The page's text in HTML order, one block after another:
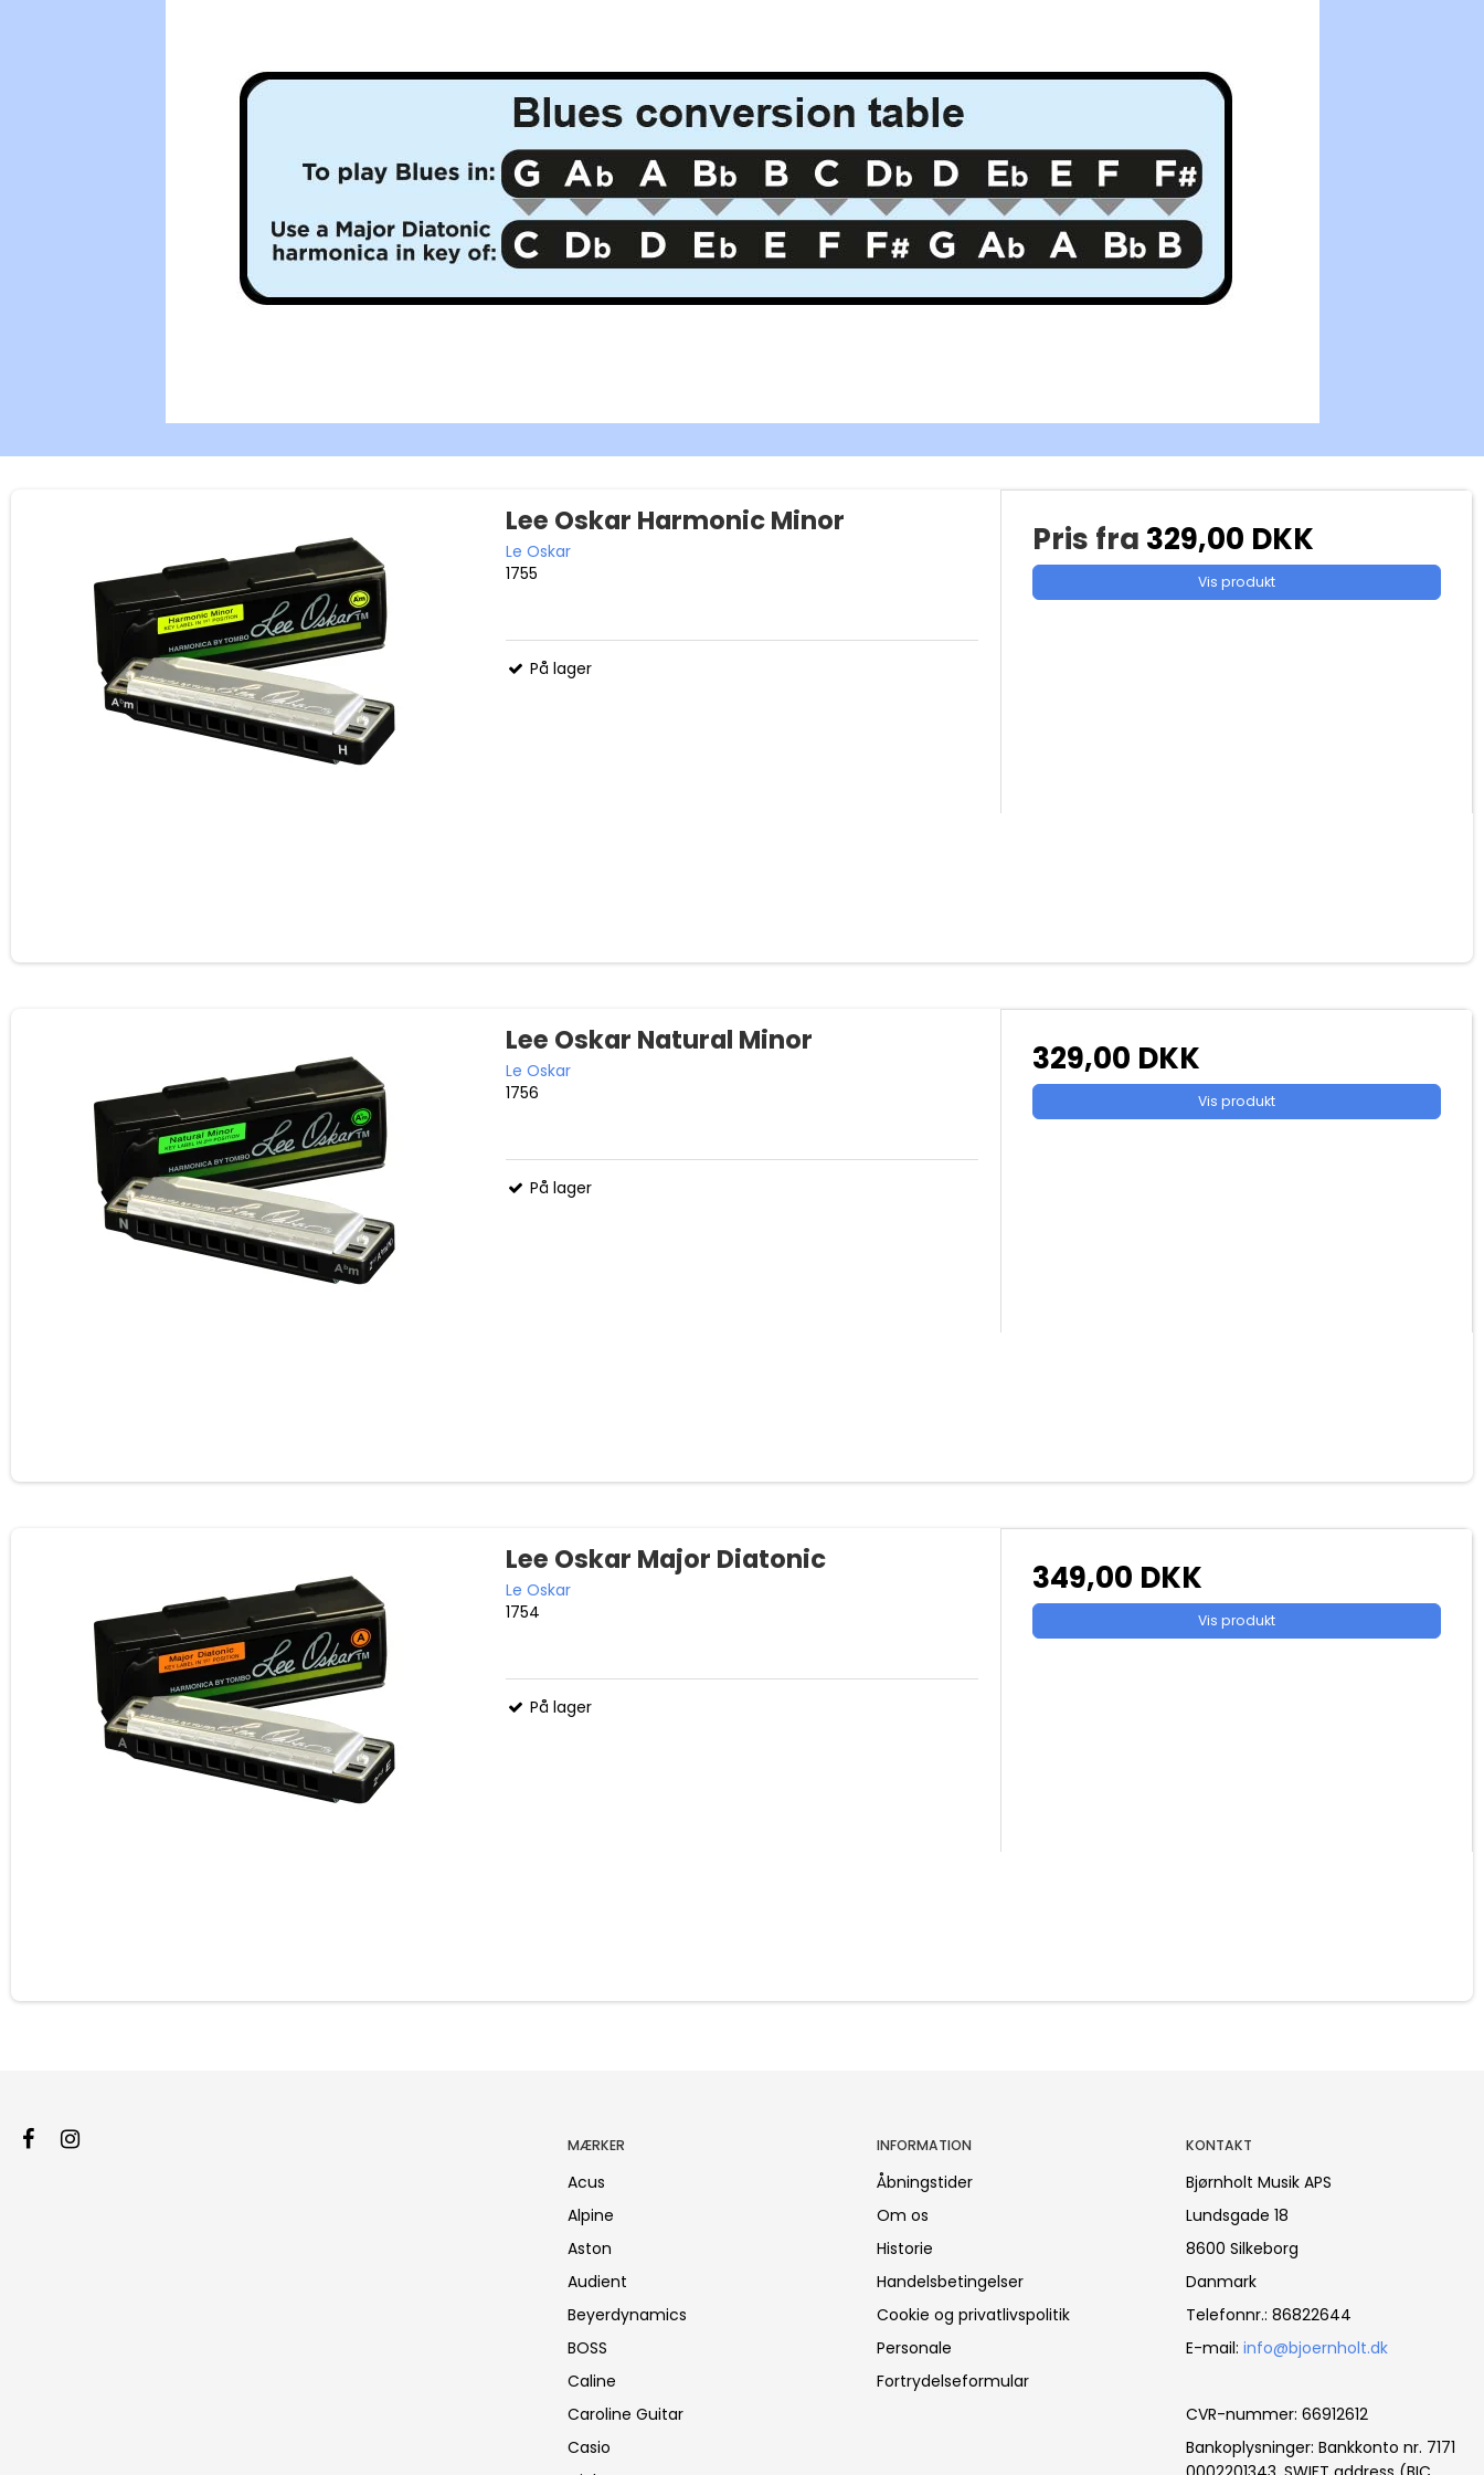
Lee Oskar Harmonic Minor
Le Oskar
1755
På lager
Pris fra 329,00 DKK
Vis produkt
Lee Oskar Natural Minor
Le Oskar
1756
På lager
329,00 DKK
Vis produkt
Lee Oskar Major Diatonic
Le Oskar
1754
På lager
349,00 DKK
Vis produkt
MÆRKER
Acus
Alpine
Aston
Audient
Beyerdynamics
BOSS
Caline
Caroline Guitar
Casio
INFORMATION
Åbningstider
Om os
Historie
Handelsbetingelser
Cookie og privatlivspolitik
Personale
Fortrydelseformular
KONTAKT
Bjørnholt Musik APS
Lundsgade 18
8600 Silkeborg
Danmark
Telefonnr.: 86822644
E-mail: info@bjoernholt.dk
CVR-nummer: 66912612
Bankoplysninger: Bankkonto nr. 7171